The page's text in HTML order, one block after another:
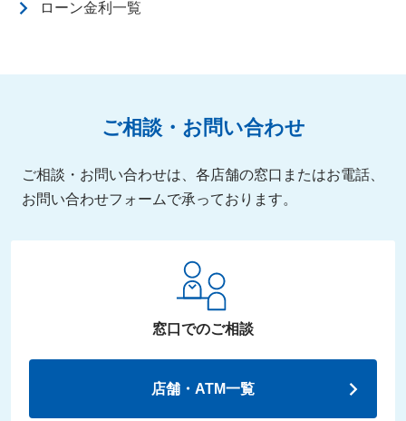
ローン金利一覧
ご相談・お問い合わせ
ご相談・お問い合わせは、各店舗の窓口またはお電話、
お問い合わせフォームで承っております。
窓口でのご相談
店舗・ATM一覧